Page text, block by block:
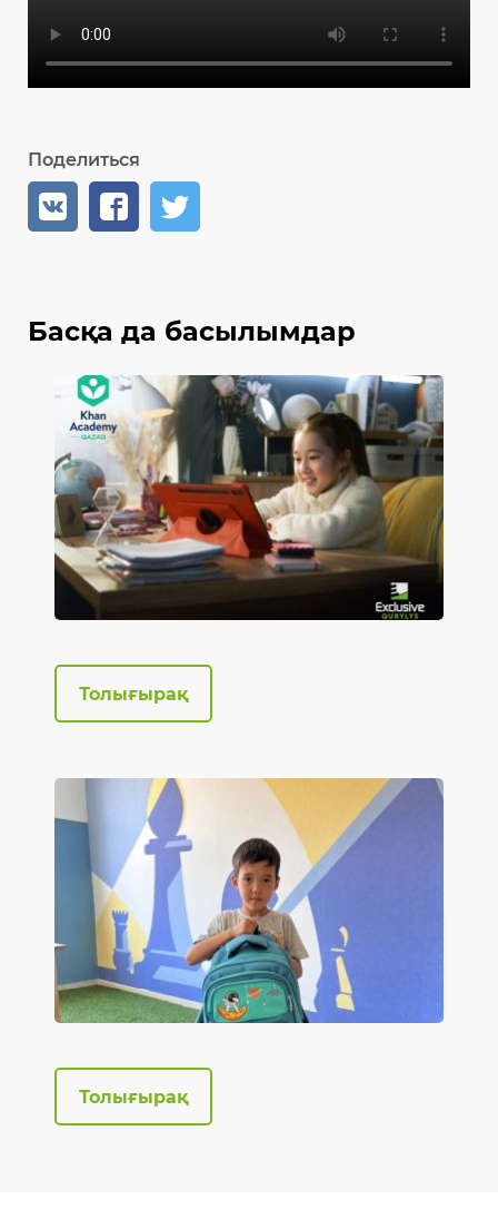
Поделиться
Басқа да басылымдар
Толығырақ
Толығырақ